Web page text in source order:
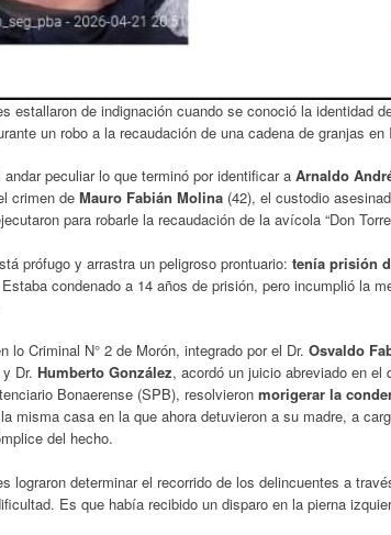
estallaron de indignación cuando se conoció la identidad
un robo a la recaudación de una cadena de granjas
peculiar lo que terminó por identificar a Arnaldo
crimen de Mauro Fabián Molina (42), el custodio
para robarle la recaudación de la avícola “Don
prófugo y arrastra un peligroso prontuario: tenía prisión
condenado a 14 años de prisión, pero incumplió la
lo Criminal N° 2 de Morón, integrado por el Dr. Osvaldo
y Dr. Humberto González, acordó un juicio abreviado en
Bonaerense (SPB), resolvieron morigerar la
misma casa en la que ahora detuvieron a su madre, a
del hecho.
lograron determinar el recorrido de los delincuentes a
Es que había recibido un disparo en la pierna